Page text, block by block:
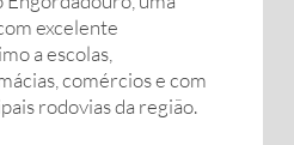
excelente
a escolas,
comércios e com
rodovias da região.